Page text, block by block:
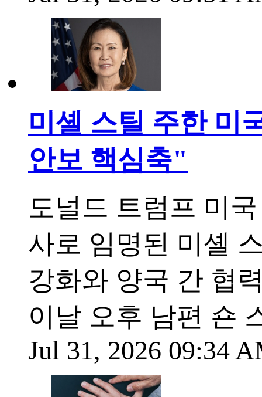
미셸 스틸 주한 미
안보 핵심축"
도널드 트럼프 미
사로 임명된 미셸
강화와 양국 간 협
이날 오후 남편 숀
Jul 31, 2026 09:34